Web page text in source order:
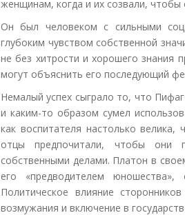
женщинам, когда и их созвали, чтобы
Он был человеком с сильными
глубоким чувством собственной
не без хитрости и хорошего знания
могут объяснить его последующий
Немалый успех сыграло то, что
и каким-то образом сумел
как воспитателя настолько
отцы предпочитали, чтобы они
собственными делами. Платон в
его «предводителем
Политическое влияние
возмужания и включение в